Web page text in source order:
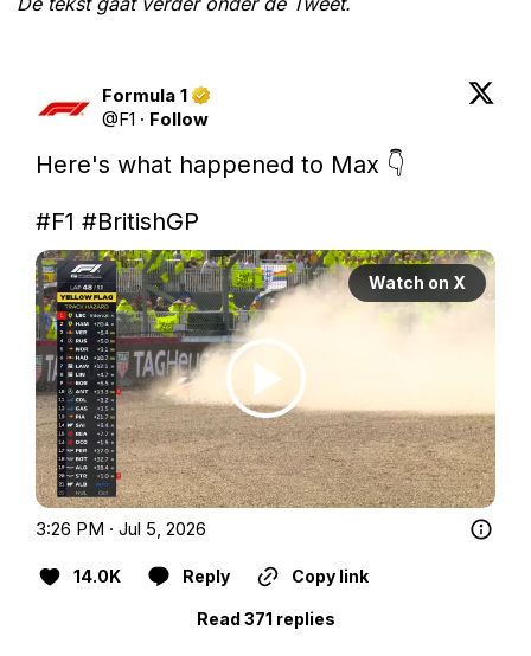
Formula 1
@F1 · Follow
Here's what happened to Max 👇
#F1 #BritishGP
Watch on X
3:26 PM · Jul 5, 2026
14.0K Reply Copy link
Read 371 replies